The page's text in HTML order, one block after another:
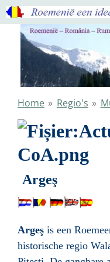
Ga
direct
naar
hoofdinhoud
Home » Regio's »
Argeş
Argeş is een
historische regio